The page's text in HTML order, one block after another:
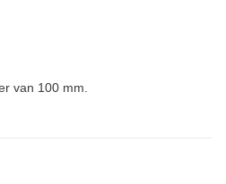
van 100 mm.